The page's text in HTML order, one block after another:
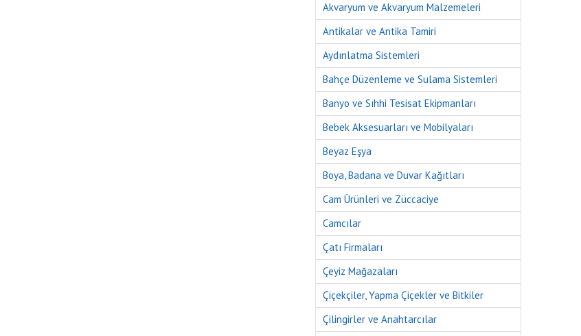
Akvaryum ve Akvaryum Malzemeleri
Antikalar ve Antika Tamiri
Aydınlatma Sistemleri
Bahçe Düzenleme ve Sulama Sistemleri
Banyo ve Sıhhi Tesisat Ekipmanları
Bebek Aksesuarları ve Mobilyaları
Beyaz Eşya
Boya, Badana ve Duvar Kağıtları
Cam Ürünleri ve Züccaciye
Camcılar
Çatı Firmaları
Çeyiz Mağazaları
Çiçekçiler, Yapma Çiçekler ve Bitkiler
Çilingirler ve Anahtarcılar